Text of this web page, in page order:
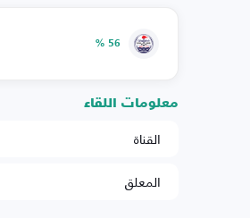
56 %
معلومات اللقاء
القناة
المعلق